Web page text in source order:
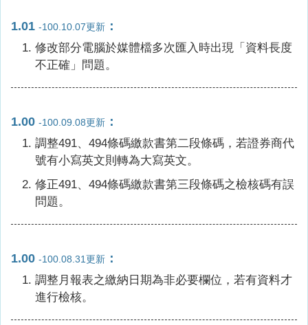
1.01 -100.10.07更新 ：
修改部分電腦於媒體檔多次匯入時出現「資料長度
不正確」問題。
1.00 -100.09.08更新 ：
調整491、494條碼繳款書第二段條碼，若證券商代
號有小寫英文則轉為大寫英文。
修正491、494條碼繳款書第三段條碼之檢核碼有誤
問題。
1.00 -100.08.31更新 ：
調整月報表之繳納日期為非必要欄位，若有資料才
進行檢核。